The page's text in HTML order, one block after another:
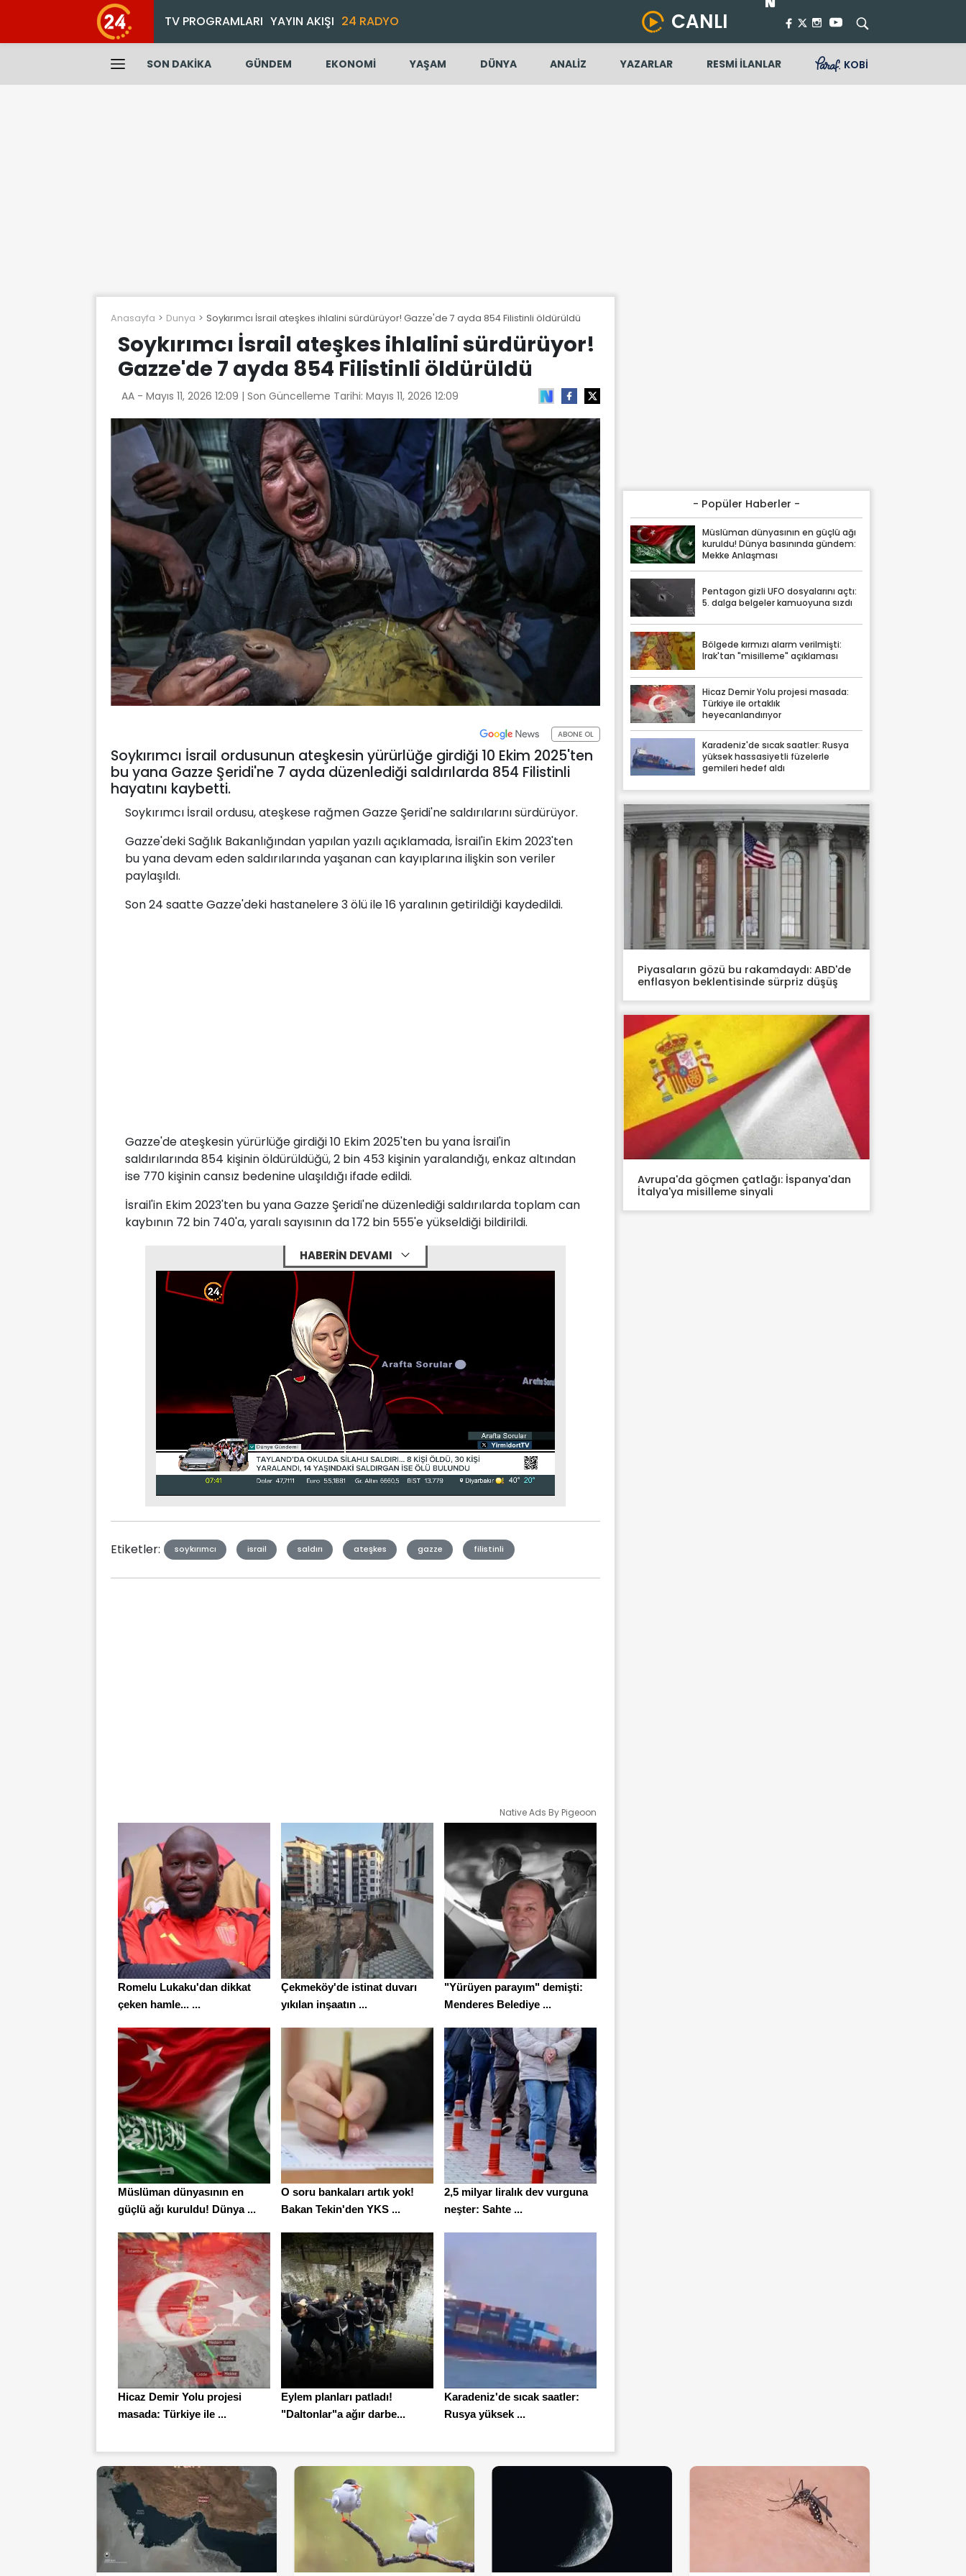
TV PROGRAMLARI YAYIN AKIŞI 24 RADYO CANLI
SON DAKİKA GÜNDEM EKONOMİ YAŞAM DÜNYA ANALİZ YAZARLAR RESMİ İLANLAR KOBİ
Anasayfa Dunya Soykırımcı İsrail ateşkes ihlalini sürdürüyor! Gazze'de 7 ayda 854 Filistinli öldürüldü
Soykırımcı İsrail ateşkes ihlalini sürdürüyor!
Gazze'de 7 ayda 854 Filistinli öldürüldü
AA - Mayıs 11, 2026 12:09 | Son Güncelleme Tarihi: Mayıs 11, 2026 12:09
ABONE OL
Soykırımcı İsrail ordusunun ateşkesin yürürlüğe girdiği 10 Ekim 2025'ten
bu yana Gazze Şeridi'ne 7 ayda düzenlediği saldırılarda 854 Filistinli
hayatını kaybetti.
Soykırımcı İsrail ordusu, ateşkese rağmen Gazze Şeridi'ne saldırılarını sürdürüyor.
Gazze'deki Sağlık Bakanlığından yapılan yazılı açıklamada, İsrail'in Ekim 2023'ten
bu yana devam eden saldırılarında yaşanan can kayıplarına ilişkin son veriler
paylaşıldı.
Son 24 saatte Gazze'deki hastanelere 3 ölü ile 16 yaralının getirildiği kaydedildi.
Gazze'de ateşkesin yürürlüğe girdiği 10 Ekim 2025'ten bu yana İsrail'in
saldırılarında 854 kişinin öldürüldüğü, 2 bin 453 kişinin yaralandığı, enkaz altından
ise 770 kişinin cansız bedenine ulaşıldığı ifade edildi.
İsrail'in Ekim 2023'ten bu yana Gazze Şeridi'ne düzenlediği saldırılarda toplam can
kaybının 72 bin 740'a, yaralı sayısının da 172 bin 555'e yükseldiği bildirildi.
HABERİN DEVAMI
Stream
Etiketler: soykırımcı israil saldırı ateşkes gazze filistinli
Native Ads By Pigeoon
Romelu Lukaku'dan dikkat
çeken hamle... ...
Çekmeköy'de istinat duvarı
yıkılan inşaatın ...
"Yürüyen parayım" demişti:
Menderes Belediye ...
Müslüman dünyasının en
güçlü ağı kuruldu! Dünya ...
O soru bankaları artık yok!
Bakan Tekin'den YKS ...
2,5 milyar liralık dev vurguna
neşter: Sahte ...
Hicaz Demir Yolu projesi
masada: Türkiye ile ...
Eylem planları patladı!
"Daltonlar"a ağır darbe...
Karadeniz'de sıcak saatler:
Rusya yüksek ...
- Popüler Haberler -
Müslüman dünyasının en güçlü ağı
kuruldu! Dünya basınında gündem:
Mekke Anlaşması
Pentagon gizli UFO dosyalarını açtı:
5. dalga belgeler kamuoyuna sızdı
Bölgede kırmızı alarm verilmişti:
Irak'tan "misilleme" açıklaması
Hicaz Demir Yolu projesi masada:
Türkiye ile ortaklık
heyecanlandırıyor
Karadeniz'de sıcak saatler: Rusya
yüksek hassasiyetli füzelerle
gemileri hedef aldı
Piyasaların gözü bu rakamdaydı: ABD'de
enflasyon beklentisinde sürpriz düşüş
Avrupa'da göçmen çatlağı: İspanya'dan
İtalya'ya misilleme sinyali